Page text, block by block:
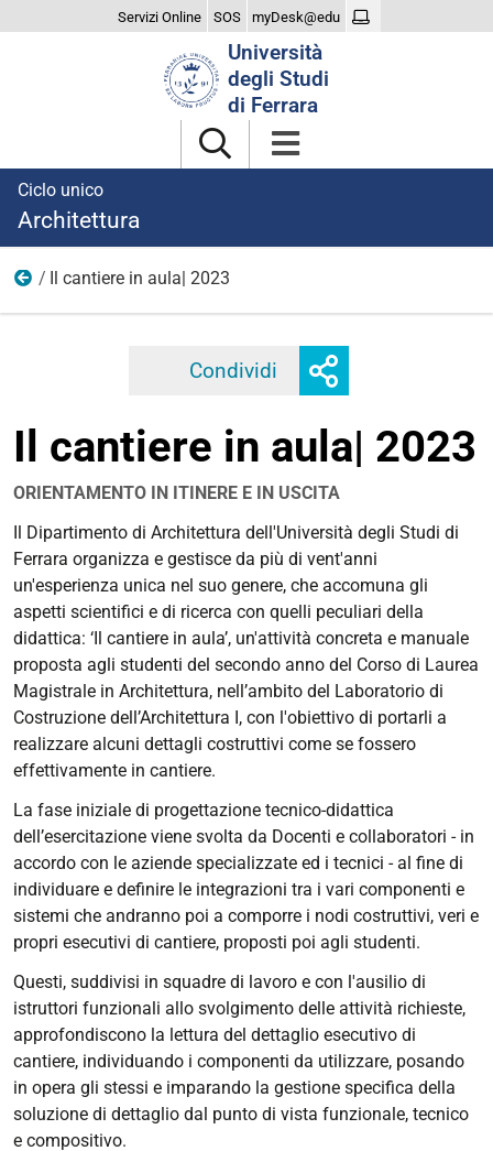
Servizi Online SOS myDesk@edu
Università
degli Studi
di Ferrara
Ciclo unico
Architettura
2023
Il cantiere in aula| 2023
Condividi Facebook
opzioni
di
Il cantiere in aula| 2023
ORIENTAMENTO IN ITINERE E IN USCITA
https://corsi.unife.it/it/lm-
architettura/eventi/2023/il-
cantiere-
in-
aula-
2023
Il
cantiere
in
aula|
2023
2023-
11-
21T09:00:00+01:00
2023-
11-
23T18:00:00+01:00
Il Dipartimento di Architettura dell'Università degli Studi di
Ferrara organizza e gestisce da più di vent'anni
un'esperienza unica nel suo genere, che accomuna gli
aspetti scientifici e di ricerca con quelli peculiari della
didattica: ‘Il cantiere in aula’, un'attività concreta e manuale
proposta agli studenti del secondo anno del Corso di Laurea
Magistrale in Architettura, nell’ambito del Laboratorio di
Costruzione dell’Architettura I, con l'obiettivo di portarli a
realizzare alcuni dettagli costruttivi come se fossero
effettivamente in cantiere.
La fase iniziale di progettazione tecnico-didattica
dell’esercitazione viene svolta da Docenti e collaboratori - in
accordo con le aziende specializzate ed i tecnici - al fine di
individuare e definire le integrazioni tra i vari componenti e
sistemi che andranno poi a comporre i nodi costruttivi, veri e
propri esecutivi di cantiere, proposti poi agli studenti.
Questi, suddivisi in squadre di lavoro e con l'ausilio di
istruttori funzionali allo svolgimento delle attività richieste,
approfondiscono la lettura del dettaglio esecutivo di
cantiere, individuando i componenti da utilizzare, posando
in opera gli stessi e imparando la gestione specifica della
soluzione di dettaglio dal punto di vista funzionale, tecnico
e compositivo.